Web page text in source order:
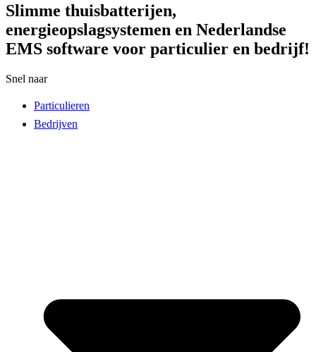
Slimme thuisbatterijen,
energieopslagsystemen en Nederlandse
EMS software voor particulier en bedrijf!
Snel naar
Particulieren
Bedrijven